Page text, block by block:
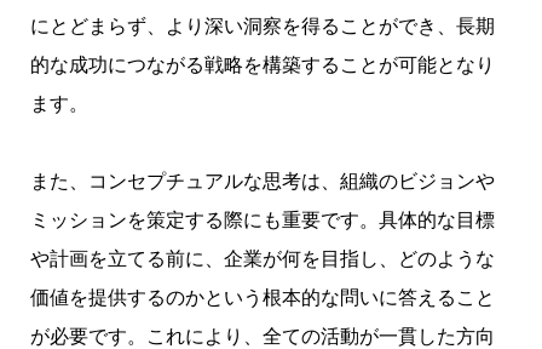
にとどまらず、より深い洞察を得ることができ、長期
的な成功につながる戦略を構築することが可能となり
ます。
また、コンセプチュアルな思考は、組織のビジョンや
ミッションを策定する際にも重要です。具体的な目標
や計画を立てる前に、企業が何を目指し、どのような
価値を提供するのかという根本的な問いに答えること
が必要です。これにより、全ての活動が一貫した方向